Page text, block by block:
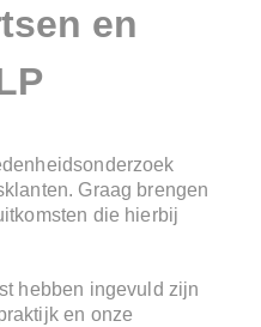
en
Graag brengen
die hierbij
hebben ingevuld zijn
en onze